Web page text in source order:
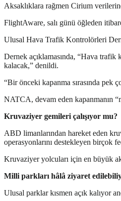
Aksaklıklara rağmen Cirium
FlightAware, salı günü öğleden
Ulusal Hava Trafik Kontrolörleri
Dernek açıklamasında, “Hava trafik
kalacak,” denildi.
“Bir önceki kapanma sırasında pek
NATCA, devam eden kapanmanın
Kruvaziyer gemileri çalışıyor mu?
ABD limanlarından hareket eden
operasyonlarını destekleyen birçok
Kruvaziyer yolcuları için en büyük
Milli parkları hâlâ ziyaret
Ulusal parklar kısmen açık kalıyor